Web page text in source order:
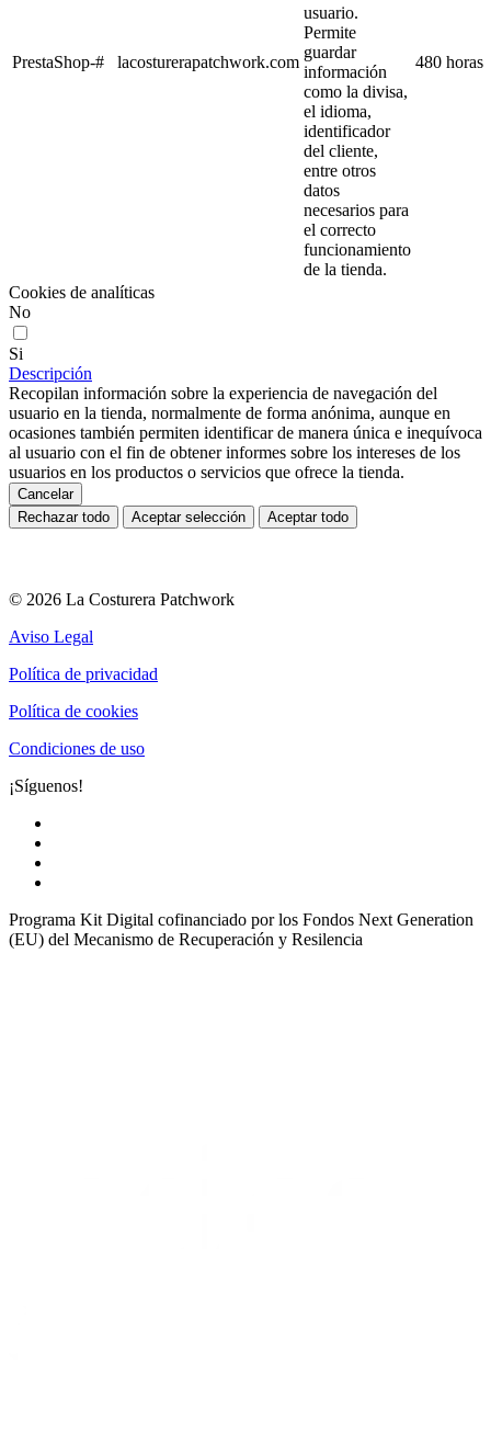
PrestaShop-# lacosturerapatchwork.com
usuario.
Permite
guardar
información
como la divisa,
el idioma,
identificador
del cliente,
entre otros
datos
necesarios para
el correcto
funcionamiento
de la tienda.
480 horas
Cookies de analíticas
No
Si
Descripción
Recopilan información sobre la experiencia de navegación del
usuario en la tienda, normalmente de forma anónima, aunque en
ocasiones también permiten identificar de manera única e inequívoca
al usuario con el fin de obtener informes sobre los intereses de los
usuarios en los productos o servicios que ofrece la tienda.
Cancelar
Rechazar todo
Aceptar selección Aceptar todo
© 2026 La Costurera Patchwork
Aviso Legal
Política de privacidad
Política de cookies
Condiciones de uso
¡Síguenos!
Programa Kit Digital cofinanciado por los Fondos Next Generation
(EU) del Mecanismo de Recuperación y Resilencia